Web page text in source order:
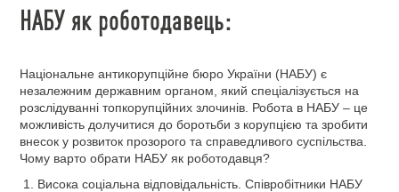
НАБУ як роботодавець:
Національне антикорупційне бюро України (НАБУ) є
незалежним державним органом, який спеціалізується на
розслідуванні топкорупційних злочинів. Робота в НАБУ – це
можливість долучитися до боротьби з корупцією та зробити
внесок у розвиток прозорого та справедливого суспільства.
Чому варто обрати НАБУ як роботодавця?
Висока соціальна відповідальність. Співробітники НАБУ